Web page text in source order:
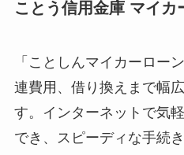
ことう信用金庫 マイカ
「ことしんマイカーロー
連費用、借り換えまで幅
す。インターネットで気
でき、スピーディな手続